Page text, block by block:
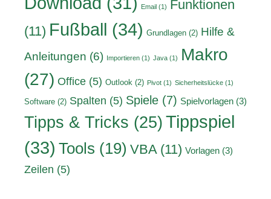
Email (1) Funktionen
(11) Fußball (34) Grundlagen (2) Hilfe &
Anleitungen (6) Importieren (1) Java (1)
Makro
(27) Office (5) Outlook (2) Pivot (1) Sicherheitslücke (1)
Software (2) Spalten (5) Spiele (7) Spielvorlagen (3)
Tipps & Tricks (25)Tippspiel
(33) Tools (19) VBA(11) Vorlagen (3)
Zeilen (5)